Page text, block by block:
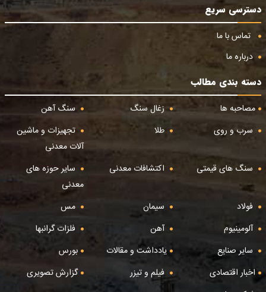
دسترسی سریع
تماس با ما
درباره ما
دسته بندی مطالب
مصاحبه ها
زغال سنگ
سنگ آهن
سرب و روی
طلا
تجهیزات و ماشین
آلات معدنی
سنگ های قیمتی
اکتشافات معدنی
سایر حوزه های
معدنی
فولاد
سیمان
مس
آلومینیوم
آهن
فلزات گرانبها
سایر صنایع
یادداشت و مقالات
بورس
اخبار اقتصادی
فیلم و تیزر
گزارش تصویری